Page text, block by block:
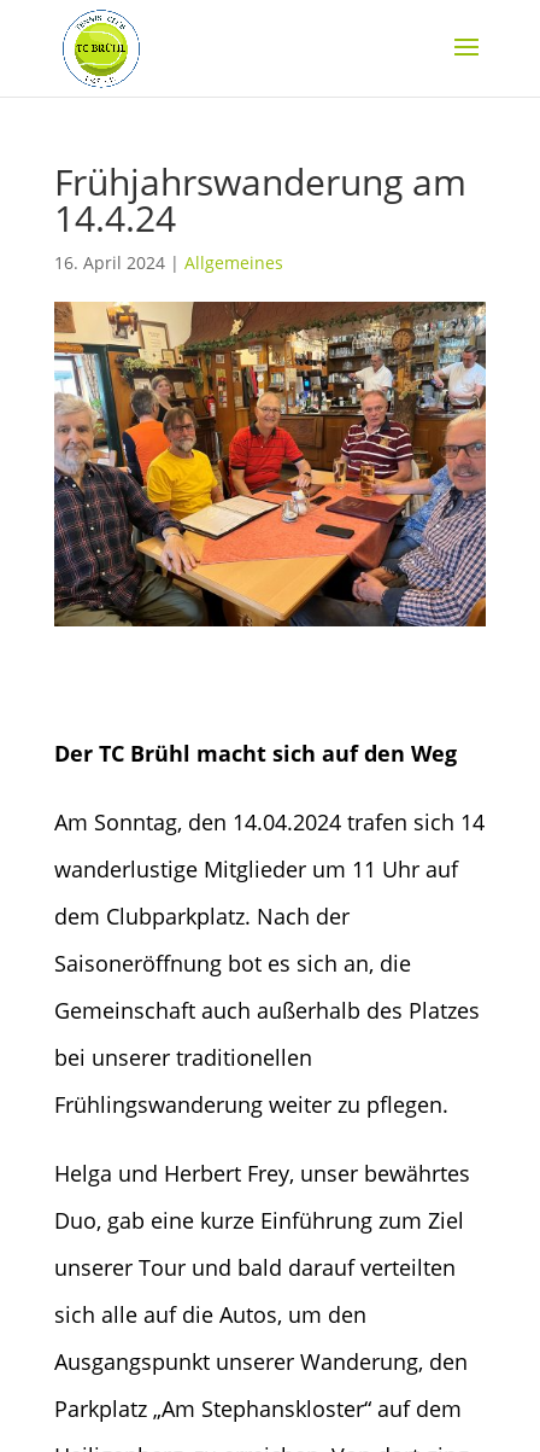
Frühjahrswanderung am
14.4.24
16. April 2024| Allgemeines
Der TC Brühl macht sich auf den Weg
Am Sonntag, den 14.04.2024 trafen sich 14
wanderlustige Mitglieder um 11 Uhr auf
dem Clubparkplatz. Nach der
Saisoneröffnung bot es sich an, die
Gemeinschaft auch außerhalb des Platzes
bei unserer traditionellen
Frühlingswanderung weiter zu pflegen.
Helga und Herbert Frey, unser bewährtes
Duo, gab eine kurze Einführung zum Ziel
unserer Tour und bald darauf verteilten
sich alle auf die Autos, um den
Ausgangspunkt unserer Wanderung, den
Parkplatz „Am Stephanskloster“ auf dem